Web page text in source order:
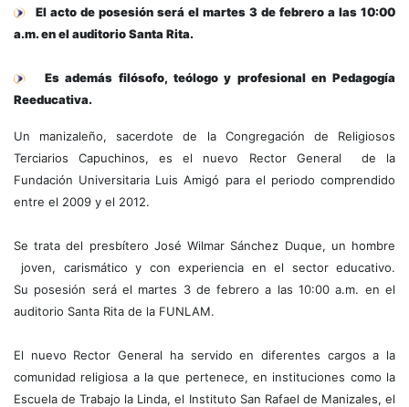
El acto de posesión será el martes 3 de febrero a las 10:00
a.m. en el auditorio Santa Rita.
Es además filósofo, teólogo y profesional en Pedagogía
Reeducativa.
Un manizaleño, sacerdote de la Congregación de Religiosos
Terciarios Capuchinos, es el nuevo Rector General de la
Fundación Universitaria Luis Amigó para el periodo comprendido
entre el 2009 y el 2012.
Se trata del presbítero José Wilmar Sánchez Duque, un hombre
joven, carismático y con experiencia en el sector educativo.
Su posesión será el martes 3 de febrero a las 10:00 a.m. en el
auditorio Santa Rita de la FUNLAM.
El nuevo Rector General ha servido en diferentes cargos a la
comunidad religiosa a la que pertenece, en instituciones como la
Escuela de Trabajo la Linda, el Instituto San Rafael de Manizales, el